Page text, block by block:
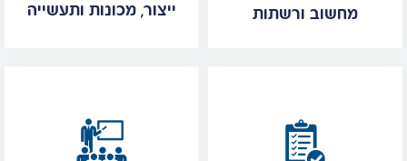
ייצור, מכונות ותעשייה מחשוב ורשתות